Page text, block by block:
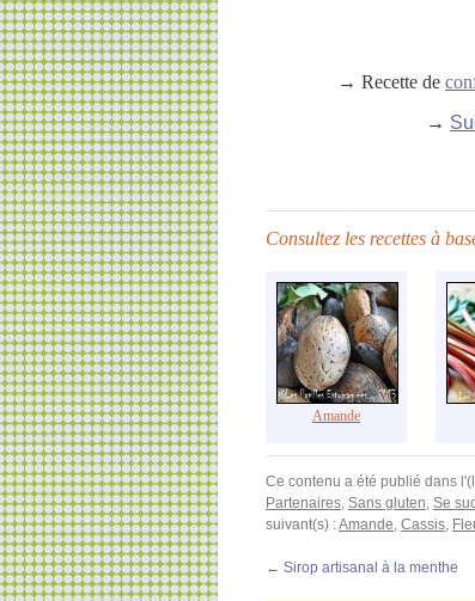
→ Recette de
→
Consultez les recettes à
Amande
Ce contenu a été publié dans
Partenaires, Sans gluten, Se
suivant(s) :Amande, Cassis,
← Sirop artisanal à la menthe